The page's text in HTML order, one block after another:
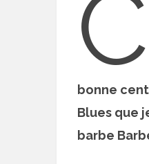
C
bonne
Blues que
barbe